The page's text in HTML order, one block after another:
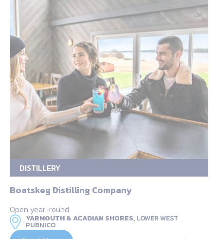
DISTILLERY
Boatskeg Distilling Company
Open year-round
YARMOUTH & ACADIAN SHORES,LOWER WEST
PUBNICO